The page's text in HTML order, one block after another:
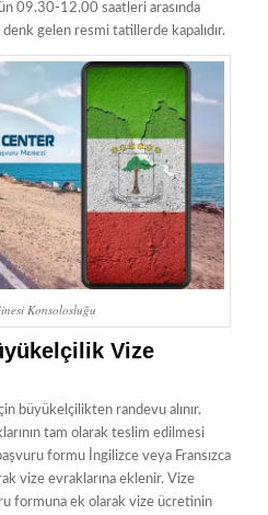
09.30-12.00 saatleri arasında
gelen resmi tatillerde kapalıdır.
Konsolosluğu
Vize
büyükelçilikten randevu alınır.
tam olarak teslim edilmesi
formu İngilizce veya Fransızca
vize evraklarına eklenir. Vize
formuna ek olarak vize ücretinin